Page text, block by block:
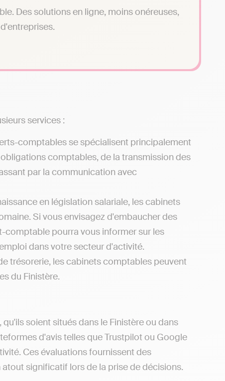
Des solutions en ligne, moins onéreuses,
services :
comptables se spécialisent principalement
comptables, de la transmission des
par la communication avec
en législation salariale, les cabinets
Si vous envisagez d'embaucher des
comptable pourra vous informer sur les
dans votre secteur d'activité.
trésorerie, les cabinets comptables peuvent
du Finistère.
soient situés dans le Finistère ou dans
d'avis telles que Trustpilot ou Google
Ces évaluations fournissent des
significatif lors de la prise de décisions.